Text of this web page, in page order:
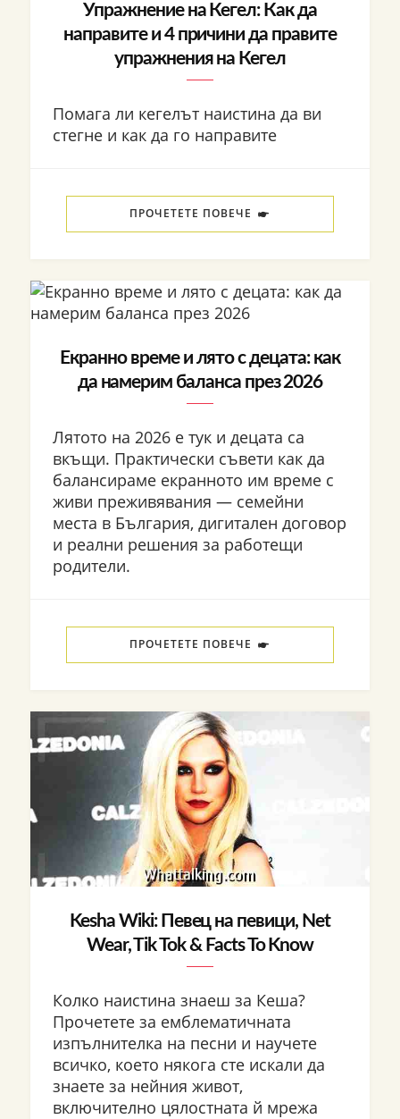
Упражнение на Кегел: Как да
направите и 4 причини да правите
упражнения на Кегел
Помага ли кегелът наистина да ви
стегне и как да го направите
ПРОЧЕТЕТЕ ПОВЕЧЕ
Екранно време и лято с децата: как
да намерим баланса през 2026
Лятото на 2026 е тук и децата са
вкъщи. Практически съвети как да
балансираме екранното им време с
живи преживявания — семейни
места в България, дигитален договор
и реални решения за работещи
родители.
ПРОЧЕТЕТЕ ПОВЕЧЕ
Kesha Wiki: Певец на певици, Net
Wear, Tik Tok & Facts To Know
Колко наистина знаеш за Кеша?
Прочетете за емблематичната
изпълнителка на песни и научете
всичко, което някога сте искали да
знаете за нейния живот,
включително цялостната й мрежа